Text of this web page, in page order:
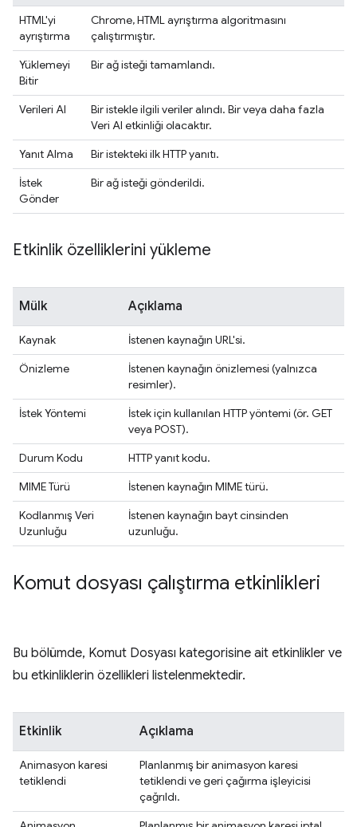
HTML'yi
ayrıştırma
Chrome, HTML ayrıştırma algoritmasını
çalıştırmıştır.
Yüklemeyi
Bitir
Bir ağ isteği tamamlandı.
Verileri Al
Bir istekle ilgili veriler alındı. Bir veya daha fazla
Veri Al etkinliği olacaktır.
Yanıt Alma
Bir istekteki ilk HTTP yanıtı.
İstek
Gönder
Bir ağ isteği gönderildi.
Etkinlik özelliklerini yükleme
Mülk Açıklama
Kaynak
İstenen kaynağın URL'si.
Önizleme
İstenen kaynağın önizlemesi (yalnızca
resimler).
İstek Yöntemi
İstek için kullanılan HTTP yöntemi (ör. GET
veya POST).
Durum Kodu
HTTP yanıt kodu.
MIME Türü
İstenen kaynağın MIME türü.
Kodlanmış Veri
Uzunluğu
İstenen kaynağın bayt cinsinden
uzunluğu.
Komut dosyası çalıştırma etkinlikleri
Bu bölümde, Komut Dosyası kategorisine ait etkinlikler ve
bu etkinliklerin özellikleri listelenmektedir.
Etkinlik Açıklama
Animasyon karesi
tetiklendi
Planlanmış bir animasyon karesi
tetiklendi ve geri çağırma işleyicisi
çağrıldı.